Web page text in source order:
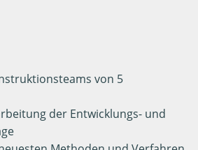
von 5
der Entwicklungs- und